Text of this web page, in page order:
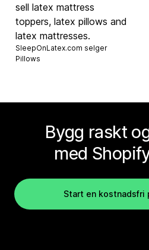
sell latex mattress
toppers, latex pillows and
latex mattresses.
SleepOnLatex.com selger
Pillows
Bygg raskt
med
Start en kostnadsfri